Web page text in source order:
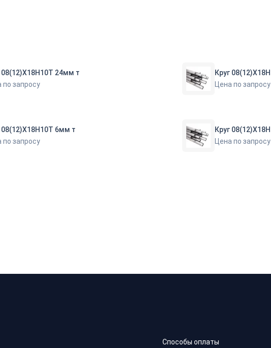
Круг 08(12)Х18Н10Т 24мм т
по запросу
Цена по запросу
Круг 08(12)Х18Н10Т 6мм т
по запросу
Цена по запросу
Способы оплаты